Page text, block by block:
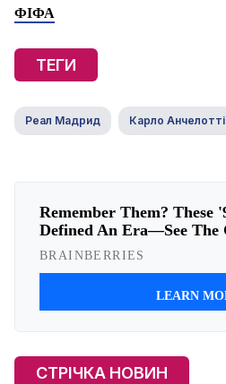
ФІФА
ТЕГИ
Реал Мадрид Карло Анчелотті
СТРІЧКА НОВИН